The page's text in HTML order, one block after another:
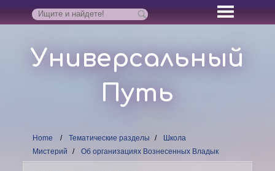
Универсальный
Путь
Home Тематические разделы
Школа
Мистерий
Об организациях Вознесенных Владык